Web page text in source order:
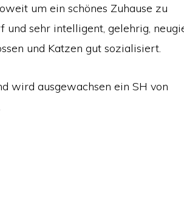
um ein schönes Zuhause zu
sehr intelligent, gelehrig,
und Katzen gut sozialisiert.
wird ausgewachsen ein SH von